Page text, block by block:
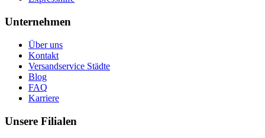
Unternehmen
Über uns
Kontakt
Versandservice Städte
Blog
FAQ
Karriere
Unsere Filialen